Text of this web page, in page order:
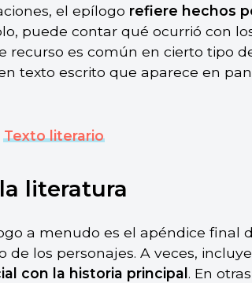
el epílogo refiere hechos
puede contar qué ocurrió con
recurso es común en cierto tipo
texto escrito que aparece en
Texto literario
literatura
a menudo es el apéndice final
de los personajes. A veces, incluye
con la historia principal . En